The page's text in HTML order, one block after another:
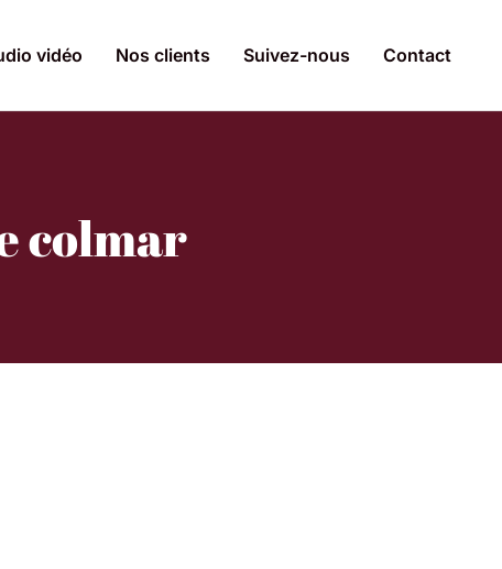
vidéo Nos clients Suivez-nous Contact
colmar